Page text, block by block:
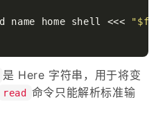
home shell <<< "
是 Here 字符串，用于将变
read
命令只能解析标准输